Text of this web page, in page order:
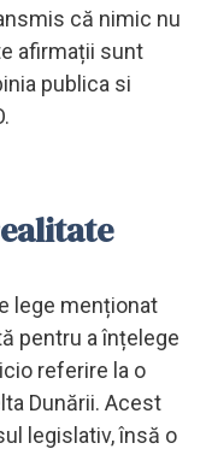
că nimic nu
afirmații sunt
publica si
lege menționat
pentru a înțelege
referire la o
Dunării. Acest
legislativ, însă o